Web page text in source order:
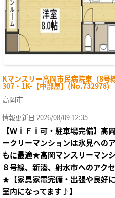
Kマンスリー高岡市民病院東（8号
307・1K-【中部屋】(No.732978)
高岡市
情報更新日 2026/08/09 12:35
【ＷｉＦｉ可・駐車場完備】高
ークリーマンションは氷見への
もに最適★高岡マンスリーマン
８号線、新湊、射水市へのアク
★【家具家電完備・出張や良好
室内になってます♪】